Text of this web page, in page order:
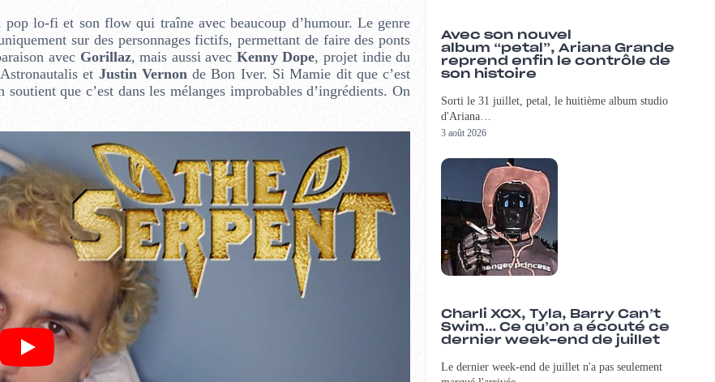
lo-fi et son flow qui traîne avec beaucoup d’humour. Le genre
sur des personnages fictifs, permettant de faire des ponts
avec Gorillaz, mais aussi avec Kenny Dope, projet indie du
et Justin Vernon de Bon Iver. Si Mamie dit que c’est
que c’est dans les mélanges improbables d’ingrédients. On
Avec son nouvel
album “petal”, Ariana Grande
reprend enfin le contrôle de
son histoire
Sorti le 31 juillet, petal, le huitième album studio
d'Ariana…
3 août 2026
Charli XCX, Tyla, Barry Can’t
Swim… Ce qu’on a écouté ce
dernier week-end de juillet
Le dernier week-end de juillet n'a pas seulement